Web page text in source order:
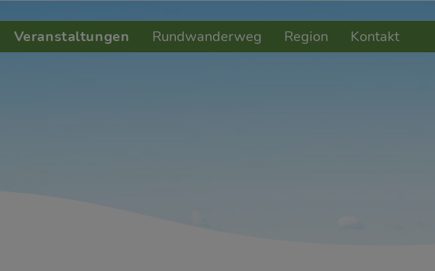
Veranstaltungen Rundwanderweg Region Kontakt